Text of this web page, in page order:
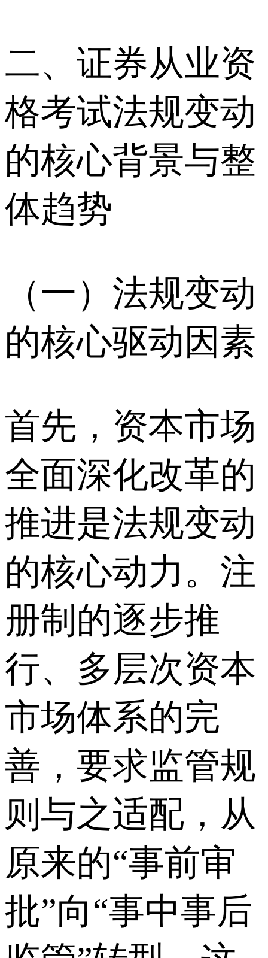
二、证券从业资
格考试法规变动
的核心背景与整
体趋势
（一）法规变动
的核心驱动因素
首先，资本市场
全面深化改革的
推进是法规变动
的核心动力。注
册制的逐步推
行、多层次资本
市场体系的完
善，要求监管规
则与之适配，从
原来的“事前审
批”向“事中事后